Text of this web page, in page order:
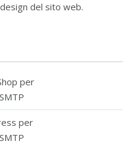
del sito web.
per
per